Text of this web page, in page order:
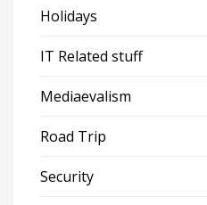
Holidays
IT Related stuff
Mediaevalism
Road Trip
Security